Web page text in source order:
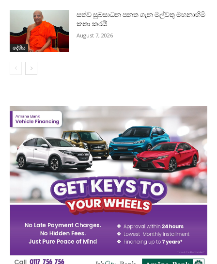
දේශීය
සත්ව සුබසාධන පනත ගැන මල්වතු මහනාහිමි
කතා කරයි.
August 7, 2026